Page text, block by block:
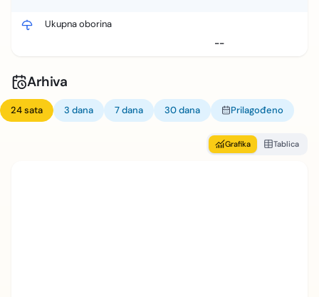
Ukupna oborina
--
Arhiva
24 sata 3 dana 7 dana 30 dana Prilagođeno
Grafika Tablica